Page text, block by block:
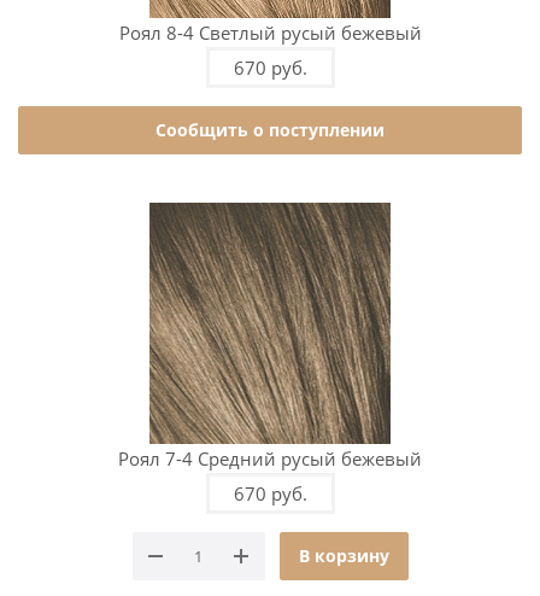
Роял 8-4 Светлый русый бежевый
670 руб.
Сообщить о поступлении
Роял 7-4 Средний русый бежевый
670 руб.
В корзину